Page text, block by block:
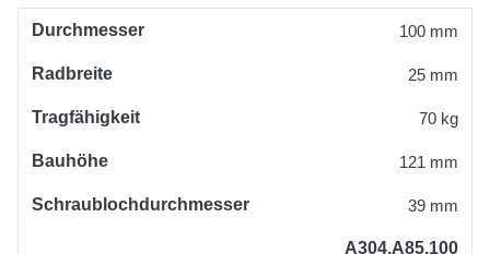
Durchmesser 100 mm
Radbreite 25 mm
Tragfähigkeit 70 kg
Bauhöhe 121 mm
Schraublochdurchmesser 39 mm
A304.A85.100